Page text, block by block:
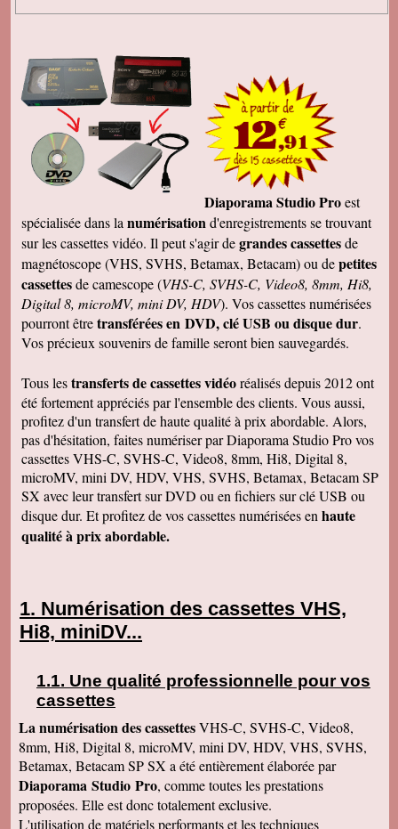
Diaporama Studio Proest
spécialisée dans la numérisationd'enregistrements se trouvant
sur les cassettes vidéo. Il peut s'agir degrandes cassettesde
magnétoscope (VHS, SVHS, Betamax, Betacam) ou depetites
cassettesde camescope (VHS-C, SVHS-C, Video8, 8mm, Hi8,
Digital 8, microMV, mini DV, HDV). Vos cassettes numérisées
pourront êtretransférées en DVD, clé USB ou disque dur.
Vos précieux souvenirs de famille seront bien sauvegardés.
Tous lestransferts de cassettes vidéoréalisés depuis 2012 ont
été fortement appréciés par l'ensemble des clients. Vous aussi,
profitez d'un transfert de haute qualité à prix abordable. Alors,
pas d'hésitation, faites numériser par Diaporama Studio Pro vos
cassettes VHS-C, SVHS-C, Video8, 8mm, Hi8, Digital 8,
microMV, mini DV, HDV, VHS, SVHS, Betamax, Betacam SP
SX avec leur transfert sur DVD ou en fichiers sur clé USB ou
disque dur. Et profitez de vos cassettes numérisées en haute
qualité à prix abordable.
Numérisation des cassettes VHS,
Hi8, miniDV...
Une qualité professionnelle pour vos
cassettes
La numérisation des cassettesVHS-C, SVHS-C, Video8,
8mm, Hi8, Digital 8, microMV, mini DV, HDV, VHS, SVHS,
Betamax, Betacam SP SX a été entièrement élaborée par
Diaporama Studio Pro, comme toutes les prestations
proposées. Elle est donc totalement exclusive.
L'utilisation de matériels performants et les techniques